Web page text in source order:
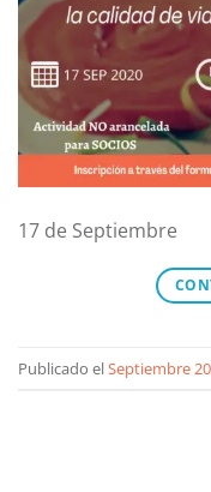
17 de Septiembre
Publicado elSeptiembre